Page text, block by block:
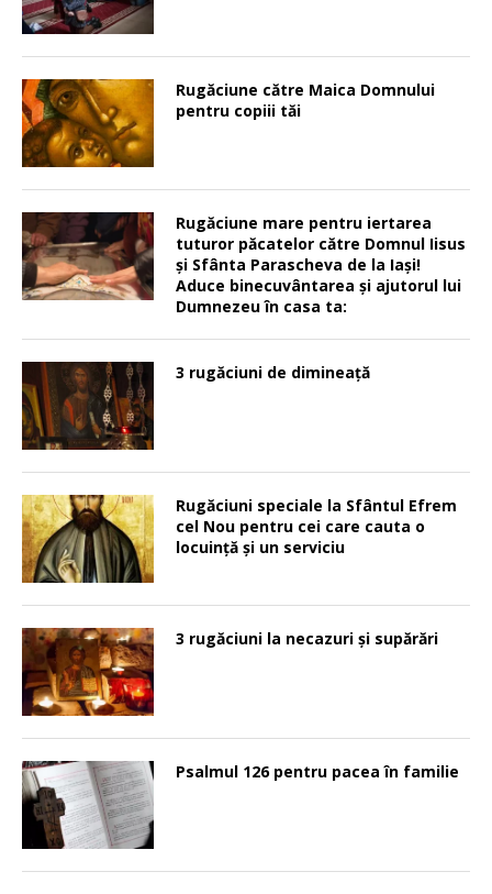
Rugăciune către Maica Domnului
pentru copiii tăi
Rugăciune mare pentru iertarea
tuturor păcatelor către Domnul Iisus
şi Sfânta Parascheva de la Iaşi!
Aduce binecuvântarea şi ajutorul lui
Dumnezeu în casa ta:
3 rugăciuni de dimineață
Rugăciuni speciale la Sfântul Efrem
cel Nou pentru cei care cauta o
locuinţă şi un serviciu
3 rugăciuni la necazuri și supărări
Psalmul 126 pentru pacea în familie